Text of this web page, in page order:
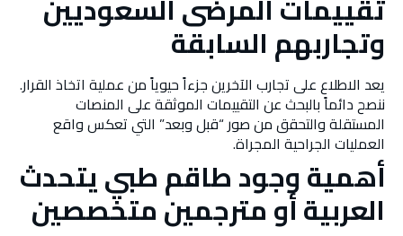
وتجاربهم السابقة
يعد الاطلاع على تجارب الآخرين جزءاً حيوياً من عملية اتخاذ القرار.
ننصح دائماً بالبحث عن التقييمات الموثقة على المنصات
المستقلة والتحقق من صور “قبل وبعد” التي تعكس واقع
العمليات الجراحية المجراة.
أهمية وجود طاقم طبي يتحدث
العربية أو مترجمين متخصصين